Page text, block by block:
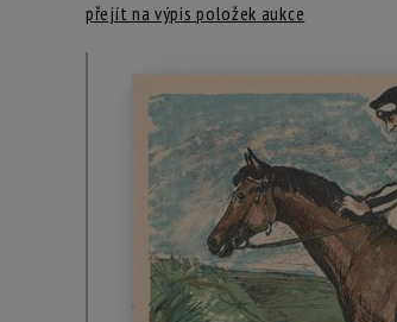
přejít na výpis položek aukce